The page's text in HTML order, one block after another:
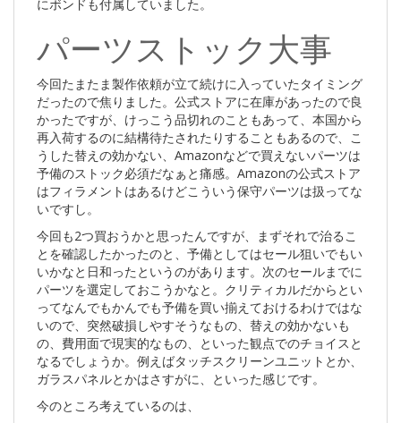
にボンドも付属していました。
パーツストック大事
今回たまたま製作依頼が立て続けに入っていたタイミング
だったので焦りました。公式ストアに在庫があったので良
かったですが、けっこう品切れのこともあって、本国から
再入荷するのに結構待たされたりすることもあるので、こ
うした替えの効かない、Amazonなどで買えないパーツは
予備のストック必須だなぁと痛感。Amazonの公式ストア
はフィラメントはあるけどこういう保守パーツは扱ってな
いですし。
今回も2つ買おうかと思ったんですが、まずそれで治るこ
とを確認したかったのと、予備としてはセール狙いでもい
いかなと日和ったというのがあります。次のセールまでに
パーツを選定しておこうかなと。クリティカルだからとい
ってなんでもかんでも予備を買い揃えておけるわけではな
いので、突然破損しやすそうなもの、替えの効かないも
の、費用面で現実的なもの、といった観点でのチョイスと
なるでしょうか。例えばタッチスクリーンユニットとか、
ガラスパネルとかはさすがに、といった感じです。
今のところ考えているのは、